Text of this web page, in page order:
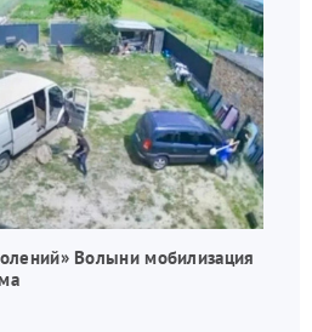
Волыни мобилизация